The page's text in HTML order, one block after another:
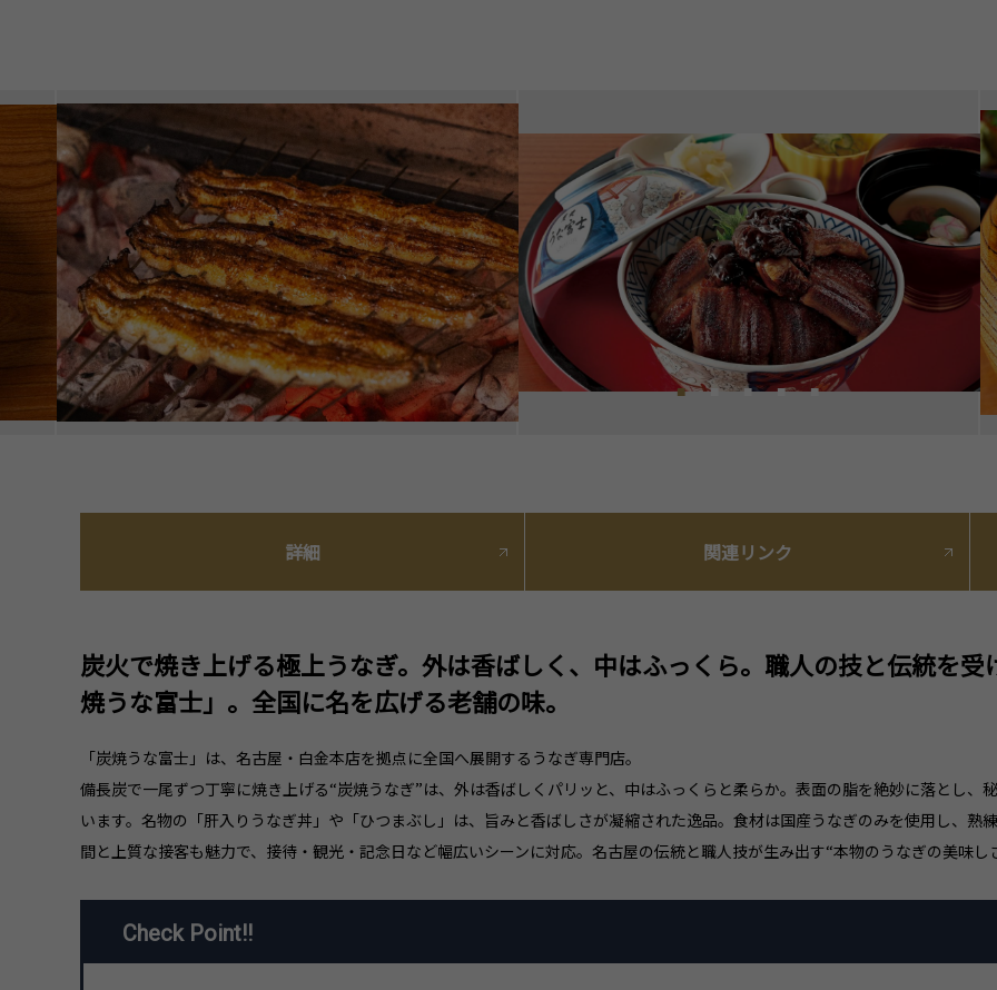
詳細 関連リンク
炭火で焼き上げる極上うなぎ。外は香ばしく、中はふっくら。職人の技と伝統を
焼うな富士」。全国に名を広げる老舗の味。
「炭焼うな富士」は、名古屋・白金本店を拠点に全国へ展開するうなぎ専門店。
備長炭で一尾ずつ丁寧に焼き上げる“炭焼うなぎ”は、外は香ばしくパリッと、中はふっくらと柔らか。表面の脂を絶妙に落とし
います。名物の「肝入りうなぎ丼」や「ひつまぶし」は、旨みと香ばしさが凝縮された逸品。食材は国産うなぎのみを使用し、熟
間と上質な接客も魅力で、接待・観光・記念日など幅広いシーンに対応。名古屋の伝統と職人技が生み出す“本物のうなぎの美味
Check Point!!